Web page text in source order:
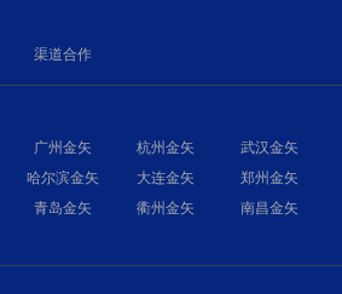
渠道合作
广州金矢 杭州金矢
武汉金矢
哈尔滨金矢 大连金矢
郑州金矢
青岛金矢 衢州金矢
南昌金矢